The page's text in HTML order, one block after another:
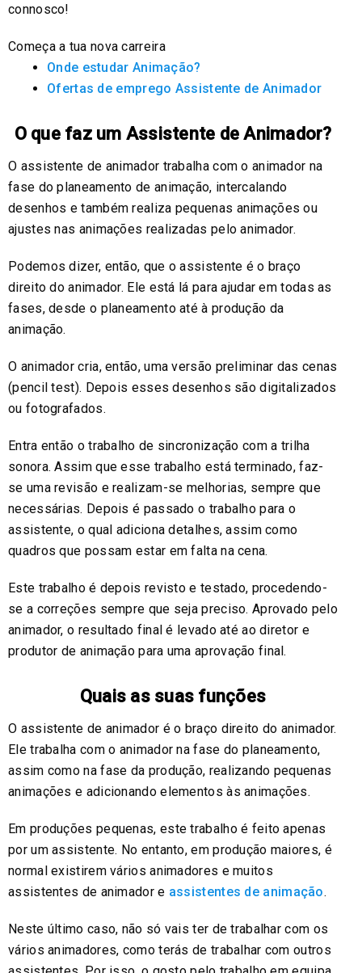
connosco!
Começa a tua nova carreira
Onde estudar Animação?
Ofertas de emprego Assistente de Animador
O que faz um Assistente de Animador?
O assistente de animador trabalha com o animador na
fase do planeamento de animação, intercalando
desenhos e também realiza pequenas animações ou
ajustes nas animações realizadas pelo animador.
Podemos dizer, então, que o assistente é o braço
direito do animador. Ele está lá para ajudar em todas as
fases, desde o planeamento até à produção da
animação.
O animador cria, então, uma versão preliminar das cenas
(pencil test). Depois esses desenhos são digitalizados
ou fotografados.
Entra então o trabalho de sincronização com a trilha
sonora. Assim que esse trabalho está terminado, faz-
se uma revisão e realizam-se melhorias, sempre que
necessárias. Depois é passado o trabalho para o
assistente, o qual adiciona detalhes, assim como
quadros que possam estar em falta na cena.
Este trabalho é depois revisto e testado, procedendo-
se a correções sempre que seja preciso. Aprovado pelo
animador, o resultado final é levado até ao diretor e
produtor de animação para uma aprovação final.
Quais as suas funções
O assistente de animador é o braço direito do animador.
Ele trabalha com o animador na fase do planeamento,
assim como na fase da produção, realizando pequenas
animações e adicionando elementos às animações.
Em produções pequenas, este trabalho é feito apenas
por um assistente. No entanto, em produção maiores, é
normal existirem vários animadores e muitos
assistentes de animador e assistentes de animação.
Neste último caso, não só vais ter de trabalhar com os
vários animadores, como terás de trabalhar com outros